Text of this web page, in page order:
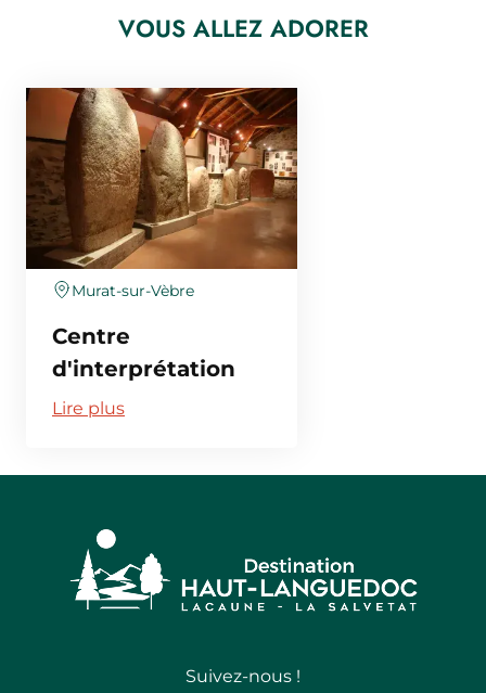
VOUS ALLEZ ADORER
Murat-sur-Vèbre
Centre
d'interprétation
des Mégalithes
Lire plus
Suivez-nous !